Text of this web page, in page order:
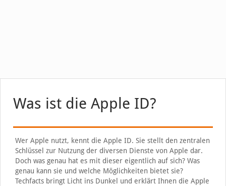
Was ist die Apple ID?
Wer Apple nutzt, kennt die Apple ID. Sie stellt den zentralen
Schlüssel zur Nutzung der diversen Dienste von Apple dar.
Doch was genau hat es mit dieser eigentlich auf sich? Was
genau kann sie und welche Möglichkeiten bietet sie?
Techfacts bringt Licht ins Dunkel und erklärt Ihnen die Apple